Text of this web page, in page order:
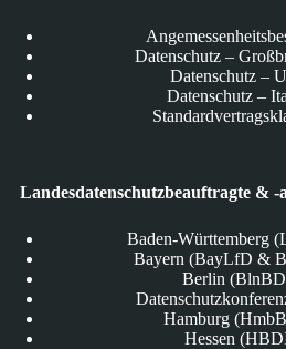
Datenschutz –
Datenschutz –
Datenschutz –
Landesdatenschutzbeauftragte & -
Baden-Württemberg
Bayern (BayLfD &
Berlin
Hamburg
Hessen